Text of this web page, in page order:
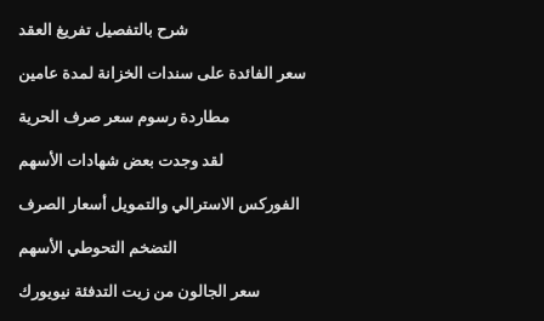
شرح بالتفصيل تفريغ العقد
سعر الفائدة على سندات الخزانة لمدة عامين
مطاردة رسوم سعر صرف الحرية
لقد وجدت بعض شهادات الأسهم
الفوركس الاسترالي والتمويل أسعار الصرف
التضخم التحوطي الأسهم
سعر الجالون من زيت التدفئة نيويورك